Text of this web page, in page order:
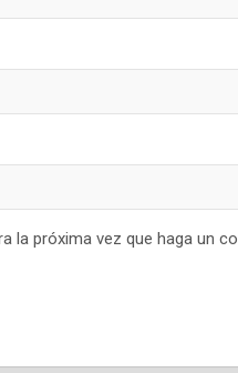
la próxima vez que haga un